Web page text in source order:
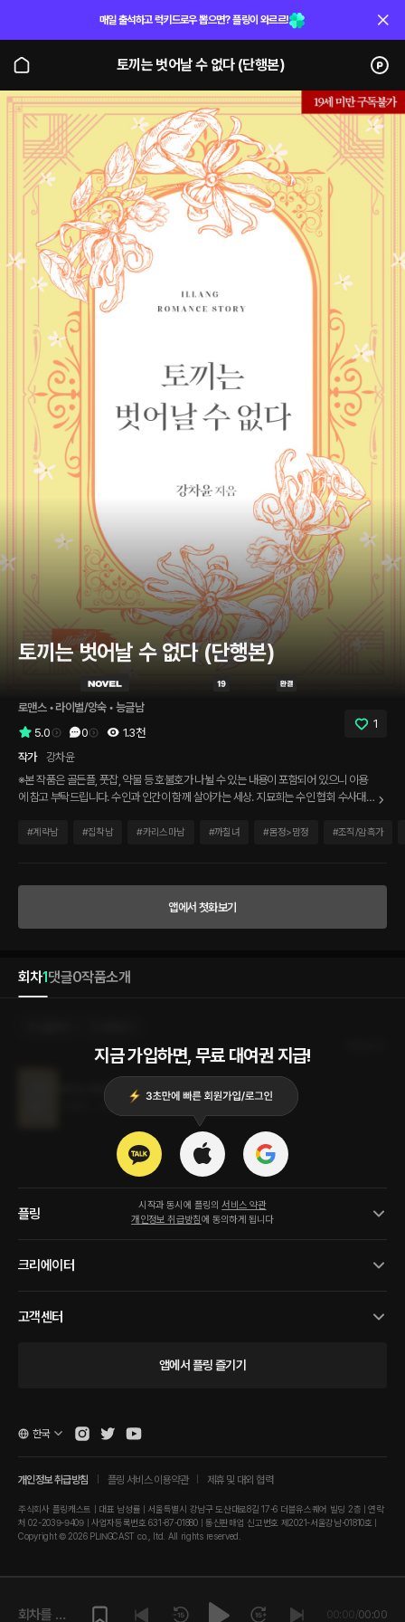
매일 출석하고 럭키드로우 뽑으면? 플링이 와르르!
토끼는 벗어날 수 없다 (단행본)
토끼는 벗어날 수 없다 (단행본)
로맨스 • 라이벌/앙숙 • 능글남
5.0
0 1.3천
1
작가
강차윤
※본 작품은 골든플, 풋잡, 약물 등 호불호가 나뉠 수 있는 내용이 포함되어 있으니 이용
에 참고 부탁드립니다. 수인과 인간이 함께 살아가는 세상. 지묘희는 수인 협회 수사대의
그 모든 것을 철저히 숨긴 채, 유능한 수사관으로 이름을 날리고 있었다. 그녀만의 취조
고야 마는데. “지 수사관, 지금까지 재밌는 짓 많이 했더라.” 백호현이 자리에서 일어나
성큼 앞으로 다가왔다. 이내 지묘희의 뒷목을 매만지며 말을 이어 갔다. “잡혀간 수인 놈
진 것은 수인일 때 튀어나오는 토끼 귀였다. “토끼 수인들은 음탕해서 처음은 싫어해도
나중 가면 더 처박아 달라고 빈다던데.” “…….” “묘희도 같을까?”
#계략남 #집착남 #카리스마남 #까칠녀 #몸정>맘정 #조직/암흑가
앱에서 첫화보기
회차1댓글0작품소개
지금 가입하면, 무료 대여권 지급!
시작과 동시에 플링의 서비스 약관
개인정보 취급방침에 동의하게 됩니다
토끼는 벗어날 수 없다
2024.01.15
플링
크리에이터
고객센터
앱에서 플링 즐기기
개인정보 취급방침 플링 서비스 이용약관 제휴 및 대외 협력
주식회사 플링캐스트 | 대표 남성률 | 서울특별시 강남구 도산대로8길 17-6 더블유스퀘어 빌딩 2층 | 연락
처 02-2039-9409 | 사업자등록번호 631-87-01880 | 통신판매업 신고번호 제2021-서울강남-01810호 |
Copyright © 2026 PLINGCAST co., ltd. All rights reserved.
한국
회차를 재 00:00/00:00